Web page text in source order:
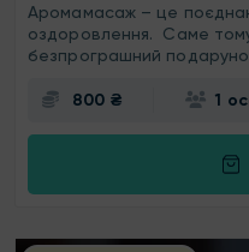
Аромамасаж – це
оздоровлення. Саме
безпрограшний
800 ₴ 1